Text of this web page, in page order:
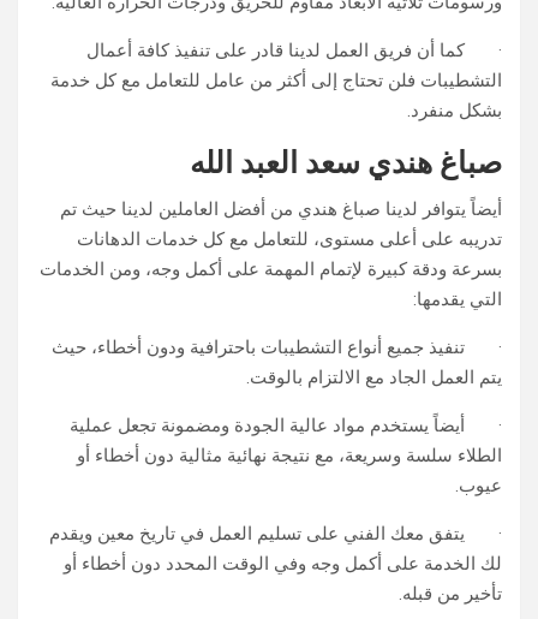
· كما أن فريق العمل لدينا قادر على تنفيذ كافة أعمال
التشطيبات فلن تحتاج إلى أكثر من عامل للتعامل مع كل خدمة
بشكل منفرد.
صباغ هندي سعد العبد الله
أيضاً يتوافر لدينا صباغ هندي من أفضل العاملين لدينا حيث تم
تدريبه على أعلى مستوى، للتعامل مع كل خدمات الدهانات
بسرعة ودقة كبيرة لإتمام المهمة على أكمل وجه، ومن الخدمات
التي يقدمها:
· تنفيذ جميع أنواع التشطيبات باحترافية ودون أخطاء، حيث
يتم العمل الجاد مع الالتزام بالوقت.
· أيضاً يستخدم مواد عالية الجودة ومضمونة تجعل عملية
الطلاء سلسة وسريعة، مع نتيجة نهائية مثالية دون أخطاء أو
عيوب.
· يتفق معك الفني على تسليم العمل في تاريخ معين ويقدم
لك الخدمة على أكمل وجه وفي الوقت المحدد دون أخطاء أو
تأخير من قبله.